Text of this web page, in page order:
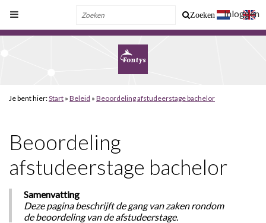
Inloggen
Zoeken
Je bent hier:Start » Beleid » Beoordeling afstudeerstage bachelor
Beoordeling
afstudeerstage bachelor
Samenvatting
Deze pagina beschrijft de gang van zaken rondom
de beoordeling van de afstudeerstage.